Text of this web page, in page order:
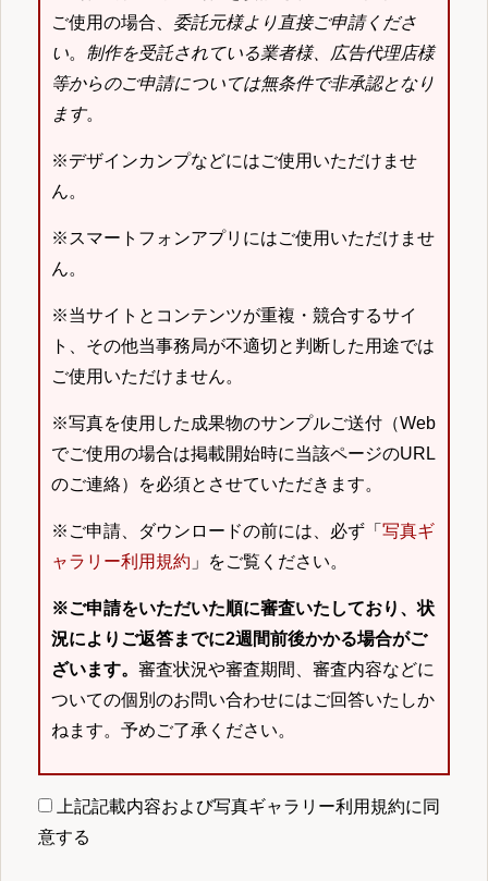
ご使用の場合、 委託元様より直接ご申請くださ
い。 制作を受託されている業者様、広告代理店様
等からのご申請については無条件で非承認となり
ます。
※デザインカンプなどにはご使用いただけませ
ん。
※スマートフォンアプリにはご使用いただけませ
ん。
※当サイトとコンテンツが重複・競合するサイ
ト、その他当事務局が不適切と判断した用途では
ご使用いただけません。
※写真を使用した成果物のサンプルご送付（Web
でご使用の場合は掲載開始時に当該ページのURL
のご連絡）を必須とさせていただきます。
※ご申請、ダウンロードの前には、必ず「 写真ギ
ャラリー利用規約 」をご覧ください。
※ご申請をいただいた順に審査いたしており、状
況によりご返答までに2週間前後かかる場合がご
ざいます。 審査状況や審査期間、審査内容などに
ついての個別のお問い合わせにはご回答いたしか
ねます。予めご了承ください。
上記記載内容および写真ギャラリー利用規約に同
意する